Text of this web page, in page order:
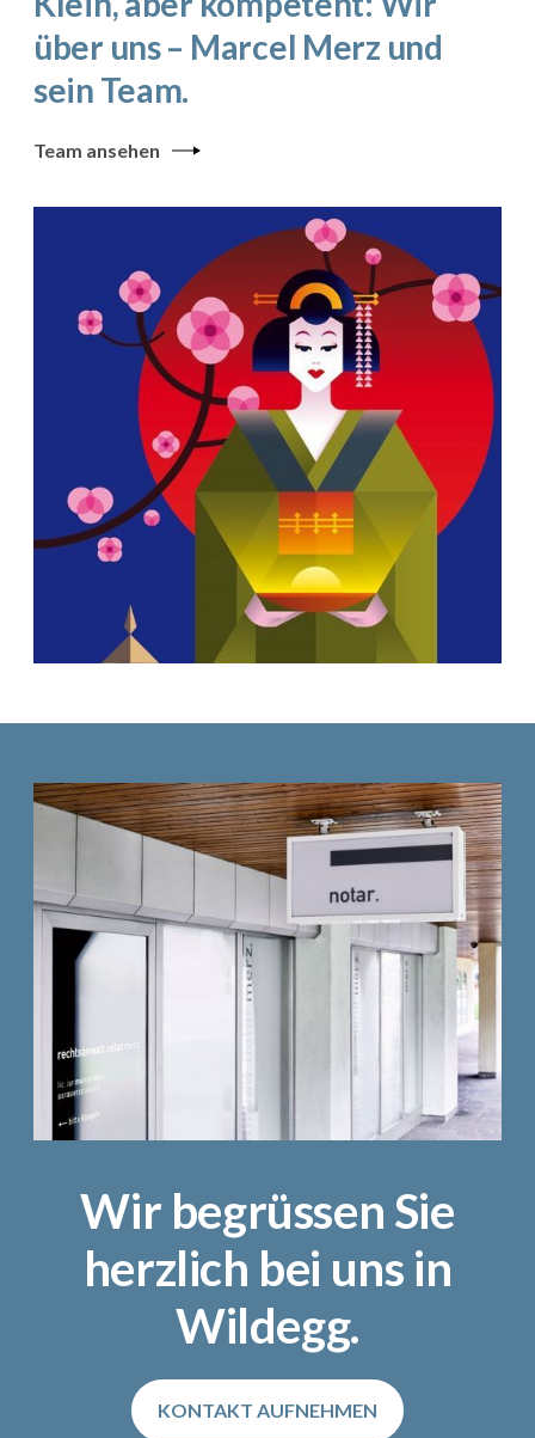
über uns – Marcel Merz und
sein Team.
Team ansehen
Wir begrüssen Sie
herzlich bei uns in
Wildegg.
KONTAKT AUFNEHMEN